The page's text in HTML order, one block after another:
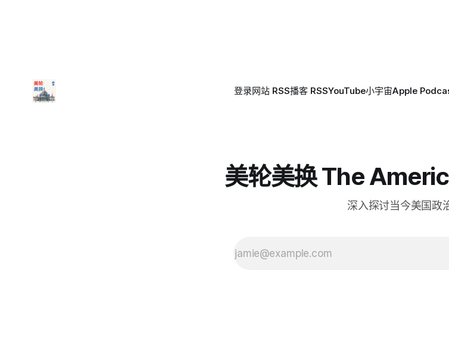
登录网站 RSS播客 RSSYouTube小宇宙Apple
美轮美换 The
深入探讨当今美国政